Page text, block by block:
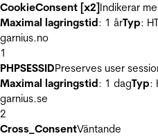
CookieConsent [x2]Indikerar
Maximal lagringstid: 1 årTyp:
garnius.no
1
PHPSESSIDPreserves user
Maximal lagringstid: 1 dagTyp:
garnius.se
2
Cross_ConsentVäntande